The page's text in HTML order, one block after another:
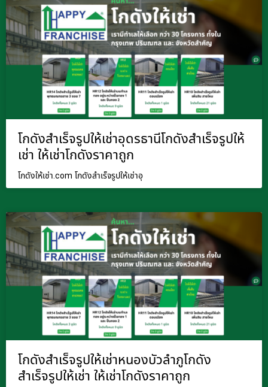
โกดังสำเร็จรูปให้เช่าอุดรธานีโกดังสำเร็จรูปให้
เช่า ให้เช่าโกดังราคาถูก
โกดังให้เช่า.com โกดังสำเร็จรูปให้เช่าอุ
โกดังสำเร็จรูปให้เช่าหนองบัวลำภูโกดัง
สำเร็จรูปให้เช่า ให้เช่าโกดังราคาถูก